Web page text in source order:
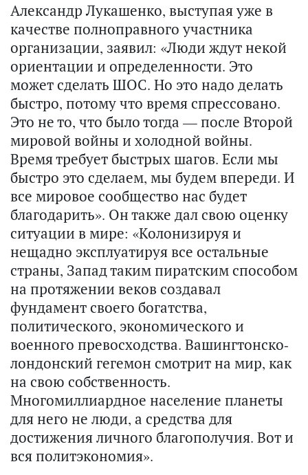
Александр Лукашенко, выступая уже в
качестве полноправного участника
организации, заявил: «Люди ждут некой
ориентации и определенности. Это
может сделать ШОС. Но это надо делать
быстро, потому что время спрессовано.
Это не то, что было тогда — после Второй
мировой войны и холодной войны.
Время требует быстрых шагов. Если мы
быстро это сделаем, мы будем впереди. И
все мировое сообщество нас будет
благодарить». Он также дал свою оценку
ситуации в мире: «Колонизируя и
нещадно эксплуатируя все остальные
страны, Запад таким пиратским способом
на протяжении веков создавал
фундамент своего богатства,
политического, экономического и
военного превосходства. Вашингтонско-
лондонский гегемон смотрит на мир, как
на свою собственность.
Многомиллиардное население планеты
для него не люди, а средства для
достижения личного благополучия. Вот и
вся политэкономия».